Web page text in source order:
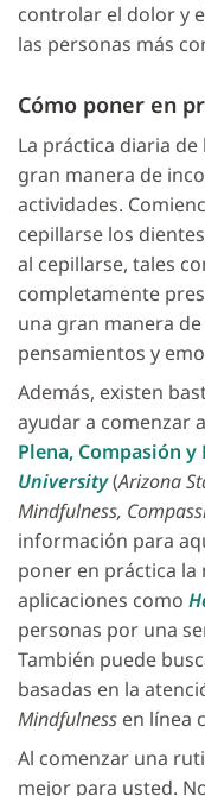
controlar el dolor y
las personas más
Cómo poner en
La práctica diaria
gran manera de
actividades.
cepillarse los
al cepillarse, tales
completamente
una gran manera
pensamientos y
Además, existen
ayudar a comenzar
Plena, Compasión
University(Arizona
Mindfulness,
información para
poner en práctica la
aplicaciones como
personas por una
También puede
basadas en la
Mindfulness en línea
Al comenzar una
mejor para usted.